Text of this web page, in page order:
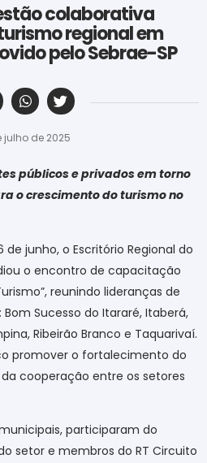
colaborativa
regional em
pelo Sebrae-SP
julho de 2025
públicos e privados em torno
o crescimento do turismo no
de junho, o Escritório Regional do
o encontro de capacitação
reunindo lideranças de
Sucesso do Itararé, Itaberá,
Ribeirão Branco e Taquarivaí.
promover o fortalecimento do
cooperação entre os setores
participaram do
setor e membros do RT Circuito